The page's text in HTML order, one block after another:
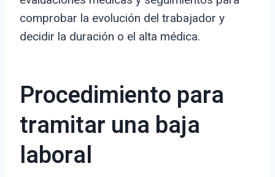
comprobar la evolución del trabajador y
decidir la duración o el alta médica.
Procedimiento para
tramitar una baja
laboral